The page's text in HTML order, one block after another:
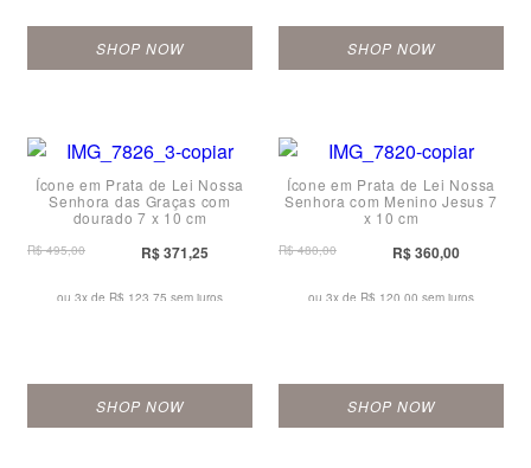
SHOP NOW SHOP NOW
Ícone em Prata de Lei Nossa
Senhora das Graças com
dourado 7 x 10 cm
R$ 495,00 R$ 371,25
ou 3x de R$ 123,75 sem juros
SHOP NOW
Ícone em Prata de Lei Nossa
Senhora com Menino Jesus 7
x 10 cm
R$ 480,00 R$ 360,00
ou 3x de R$ 120,00 sem juros
SHOP NOW